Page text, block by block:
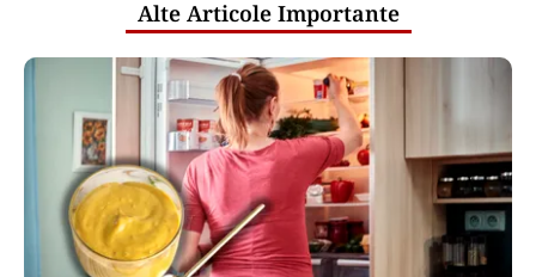
Alte Articole Importante